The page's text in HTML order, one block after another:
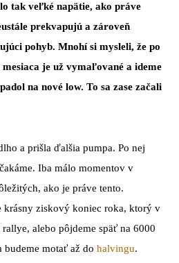
tak veľké napätie, ako práve
prekvapujú a zároveň
pohyb. Mnohí si mysleli, že po
je už vymaľované a ideme
na nové low. To sa zase začali
a prišla ďalšia pumpa. Po nej
Iba málo momentov v
ako je práve tento.
krásny ziskový koniec roka, ktorý v
alebo pôjdeme späť na 6000
budeme motať až do halvingu.